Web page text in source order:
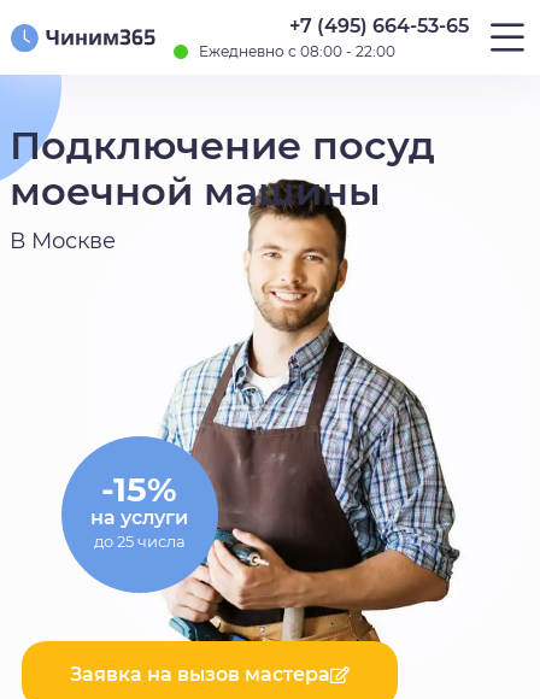
+7 (495) 664-53-65
Ежедневно с 08:00 - 22:00
Подключение посуд
моечной машины
В Москве
Заявка на вызов мастера
-15%
на услуги
до 25 числа